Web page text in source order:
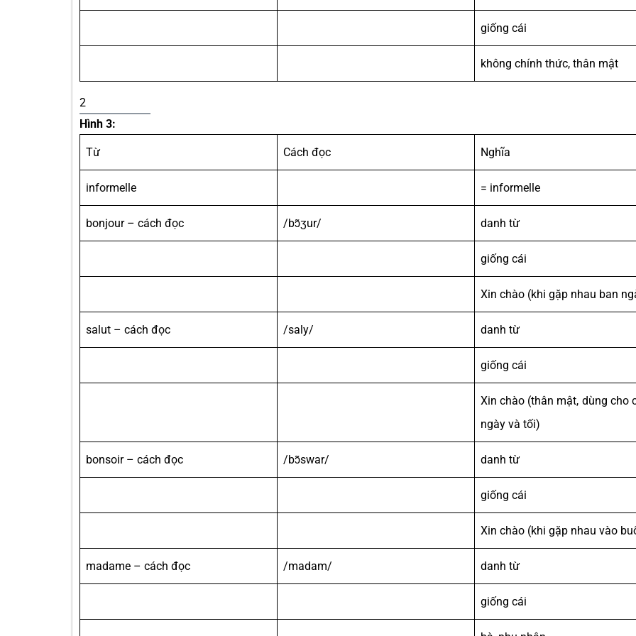
giống cái
không chính thức, thân mật
2
Hình 3:
Từ Cách đọc Nghĩa
informelle = informelle
bonjour – cách đọc /bɔ̃ʒur/ danh từ
giống cái
Xin chào (khi gặp nhau ban
salut – cách đọc /saly/ danh từ
giống cái
Xin chào (thân mật, dùng cho
ngày và tối)
bonsoir – cách đọc /bɔ̃swar/ danh từ
giống cái
Xin chào (khi gặp nhau vào
madame – cách đọc /madam/ danh từ
giống cái